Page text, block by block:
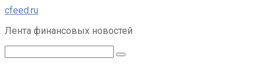
Перейти
контенту
cfeed.ru
Лента финансовых новостей